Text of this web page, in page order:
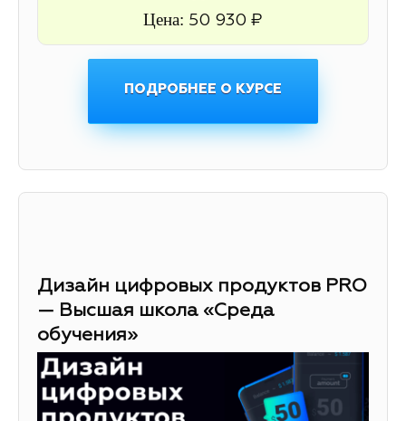
Цена: 50 930 ₽
ПОДРОБНЕЕ О КУРСЕ
Дизайн цифровых продуктов PRO
— Высшая школа «Среда
обучения»